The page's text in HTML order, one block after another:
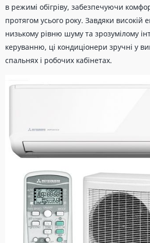
в режимі обігріву, забезпечуючи
протягом усього року. Завдяки високій
низькому рівню шуму та зрозумілому
керуванню, ці кондиціонери зручні у
спальнях і робочих кабінетах.